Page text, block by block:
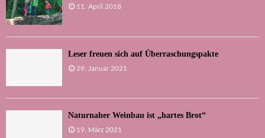
11. April 2018
Leser freuen sich auf Überraschungspakte
29. Januar 2021
Naturnaher Weinbau ist „hartes Brot“
19. März 2021